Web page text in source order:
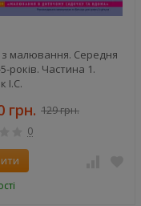
малювання. Середня
років. Частина 1.
І.С.
грн. 129 грн.
0